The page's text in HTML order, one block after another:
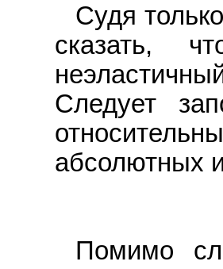
Судя
сказать,
Следует
абсолютных
Помимо